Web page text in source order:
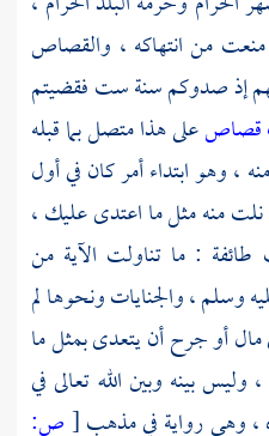
من انتهاكه ، والقصاص
إذ صدوكم سنة ست فقضيتم
قصاصعلى هذا متصل بما قبله
، وهو ابتداء أمر كان في أول
منه مثل ما اعتدى عليك ،
: ما تناولت الآية من
وسلم ، والجنايات ونحوها لم
أو جرح أن يتعدى بمثل ما
بينه وبين الله تعالى في
، وهي رواية في مذهب[ص: